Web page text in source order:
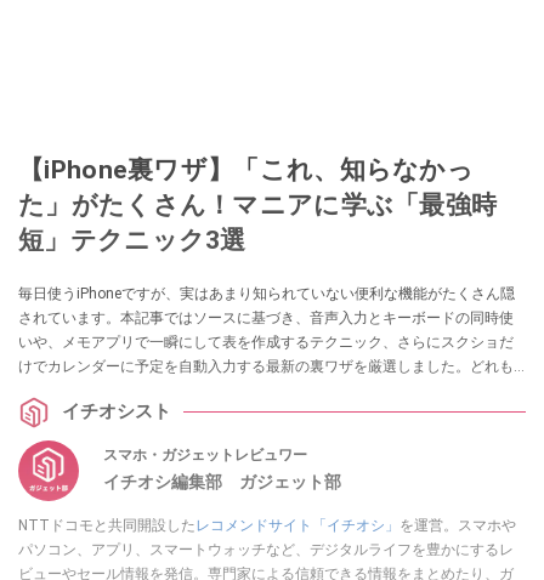
【iPhone裏ワザ】「これ、知らなかっ
た」がたくさん！マニアに学ぶ「最強時
短」テクニック3選
毎日使うiPhoneですが、実はあまり知られていない便利な機能がたくさん隠
されています。本記事ではソースに基づき、音声入力とキーボードの同時使
いや、メモアプリで一瞬にして表を作成するテクニック、さらにスクショだ
けでカレンダーに予定を自動入力する最新の裏ワザを厳選しました。どれも
い。
イチオシスト
スマホ・ガジェットレビュワー
イチオシ編集部 ガジェット部
NTTドコモと共同開設した レコメンドサイト「イチオシ」 を運営。スマホや
パソコン、アプリ、スマートウォッチなど、デジタルライフを豊かにするレ
ビューやセール情報を発信。専門家による信頼できる情報をまとめたり、ガ